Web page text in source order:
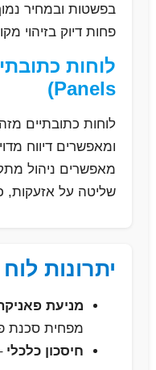
בפשטות ובמחיר
פחות דיוק בזיהוי
Panels)
לוחות כתובתיים
ומאפשרים דיווח
מאפשרים ניהול
שליטה על אזעקות,
יתרונות
מניעת
מפחית סכנת
חיסכון כלכלי